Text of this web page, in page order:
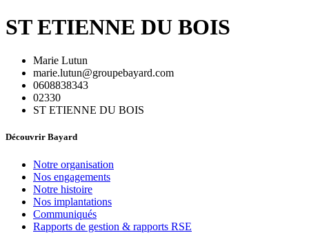
ST ETIENNE DU BOIS
Marie Lutun
marie.lutun@groupebayard.com
0608838343
02330
ST ETIENNE DU BOIS
Découvrir Bayard
Notre organisation
Nos engagements
Notre histoire
Nos implantations
Communiqués
Rapports de gestion & rapports RSE